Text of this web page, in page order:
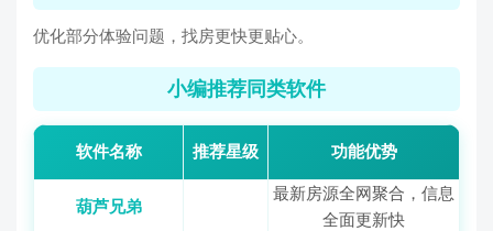
优化部分体验问题，找房更快更贴心。
小编推荐同类软件
软件名称 推荐星级 功能优势
葫芦兄弟
最新房源全网聚合，信息
全面更新快